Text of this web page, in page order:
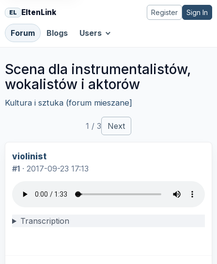
EL EltenLink
Forum Blogs Users
Register Sign In
Scena dla instrumentalistów,
wokalistów i aktorów
Kultura i sztuka (forum mieszane]
1 / 3 Next
violinist
#1 · 2017-09-23 17:13
Transcription